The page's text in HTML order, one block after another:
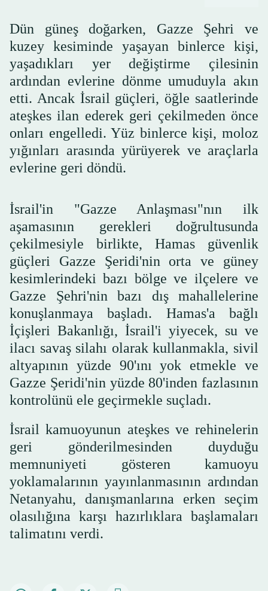
Dün güneş doğarken, Gazze Şehri ve
kuzey kesiminde yaşayan binlerce kişi,
yaşadıkları yer değiştirme çilesinin
ardından evlerine dönme umuduyla akın
etti. Ancak İsrail güçleri, öğle saatlerinde
ateşkes ilan ederek geri çekilmeden önce
onları engelledi. Yüz binlerce kişi, moloz
yığınları arasında yürüyerek ve araçlarla
evlerine geri döndü.
İsrail'in "Gazze Anlaşması"nın ilk
aşamasının gerekleri doğrultusunda
çekilmesiyle birlikte, Hamas güvenlik
güçleri Gazze Şeridi'nin orta ve güney
kesimlerindeki bazı bölge ve ilçelere ve
Gazze Şehri'nin bazı dış mahallelerine
konuşlanmaya başladı. Hamas'a bağlı
İçişleri Bakanlığı, İsrail'i yiyecek, su ve
ilacı savaş silahı olarak kullanmakla, sivil
altyapının yüzde 90'ını yok etmekle ve
Gazze Şeridi'nin yüzde 80'inden fazlasının
kontrolünü ele geçirmekle suçladı.
İsrail kamuoyunun ateşkes ve rehinelerin
geri gönderilmesinden duyduğu
memnuniyeti gösteren kamuoyu
yoklamalarının yayınlanmasının ardından
Netanyahu, danışmanlarına erken seçim
olasılığına karşı hazırlıklara başlamaları
talimatını verdi.